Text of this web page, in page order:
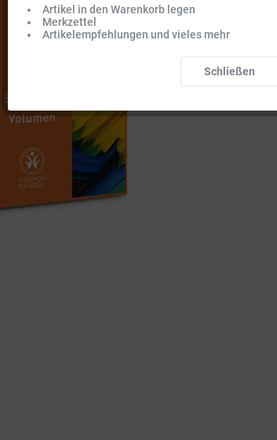
Artikel in den Warenkorb legen
Merkzettel
Artikelempfehlungen und vieles mehr
Schließen